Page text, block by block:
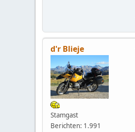
d'r Blieje
Stamgast
Berichten: 1.991